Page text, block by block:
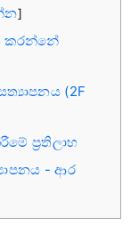
]
කරන්නේ
(2F
ප්‍රතිලාභ
- ආර